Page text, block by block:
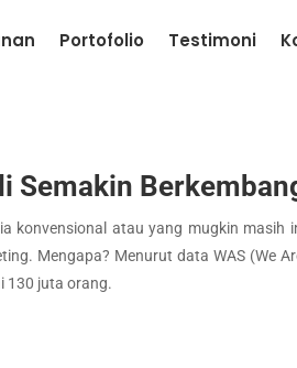
Portofolio Testimoni
Semakin
konvensional atau yang mugkin masih
Mengapa? Menurut data WAS (We
130 juta orang.